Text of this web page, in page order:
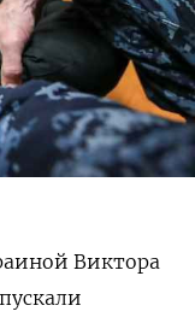
Виктора